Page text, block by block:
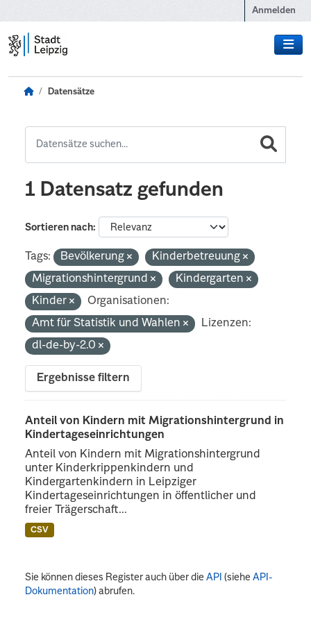
Anmelden
Datensätze
1 Datensatz gefunden
Sortieren nach
Tags: Bevölkerung
Kinderbetreuung
Migrationshintergrund
Kindergarten
Kinder
Organisationen:
Amt für Statistik und Wahlen
Lizenzen:
dl-de-by-2.0
Ergebnisse filtern
Anteil von Kindern mit Migrationshintergrund in
Kindertageseinrichtungen
Anteil von Kindern mit Migrationshintergrund
unter Kinderkrippenkindern und
Kindergartenkindern in Leipziger
Kindertageseinrichtungen in öffentlicher und
freier Trägerschaft...
CSV
Sie können dieses Register auch über dieAPI (sieheAPI-
Dokumentation) abrufen.